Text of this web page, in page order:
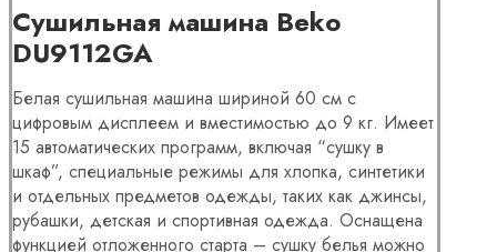
Сушильная машина Beko
DU9112GA
Белая сушильная машина шириной 60 см с
цифровым дисплеем и вместимостью до 9 кг. Имеет
15 автоматических программ, включая “сушку в
шкаф”, специальные режимы для хлопка, синтетики
и отдельных предметов одежды, таких как джинсы,
рубашки, детская и спортивная одежда. Оснащена
функцией отложенного старта – сушку белья можно